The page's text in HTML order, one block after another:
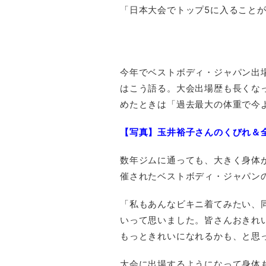
「日本大会でトップ5に入ること
今年でベストボディ・ジャパン
はこう語る。大会出場歴も長く
めたときは「過去最大の体重で今
【写真】玉井裕子さんのくびれ＆
数年ジムに通っても、大きく身体
催されたベストボディ・ジャパン
「私もあんなビキニ着てみたい
いって思いました。皆さんおき
もっときれいになれるかも、と
大会に出場するようになって身